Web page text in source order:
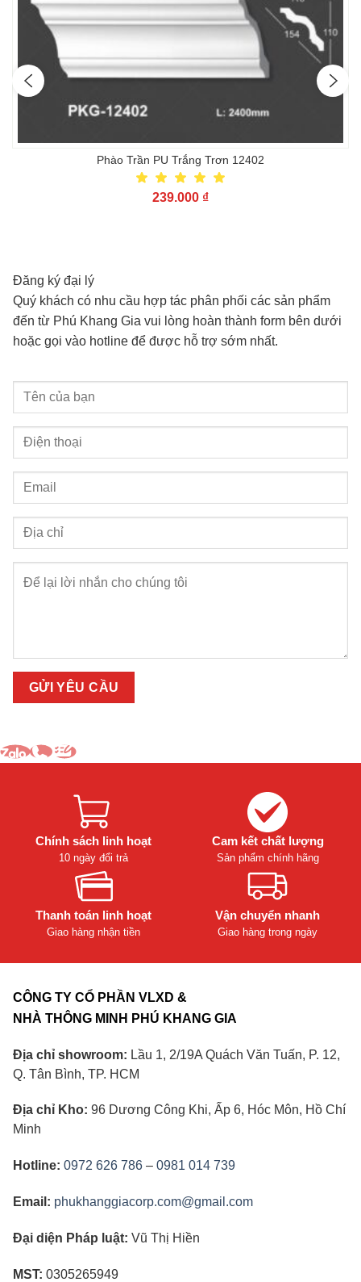
Phào Trần PU Trắng Trơn 12402
239.000 ₫
Đăng ký đại lý
Quý khách có nhu cầu hợp tác phân phối các sản phẩm
đến từ Phú Khang Gia vui lòng hoàn thành form bên dưới
hoặc gọi vào hotline để được hỗ trợ sớm nhất.
Chính sách linh hoạt
10 ngày đổi trả
Cam kết chất lượng
Sản phẩm chính hãng
Thanh toán linh hoạt
Giao hàng nhận tiền
Vận chuyển nhanh
Giao hàng trong ngày
CÔNG TY CỔ PHẦN VLXD &
NHÀ THÔNG MINH PHÚ KHANG GIA
Địa chỉ showroom: Lầu 1, 2/19A Quách Văn Tuấn, P. 12,
Q. Tân Bình, TP. HCM
Địa chỉ Kho: 96 Dương Công Khi, Ấp 6, Hóc Môn, Hồ Chí
Minh
Hotline: 0972 626 786 – 0981 014 739
Email: phukhanggiacorp.com@gmail.com
Đại diện Pháp luật: Vũ Thị Hiền
MST: 0305265949